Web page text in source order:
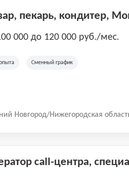
пекарь, кондитер,
000 до 120 000 руб./мес.
Сменный график
Новгород/Нижегородская
call-центра,